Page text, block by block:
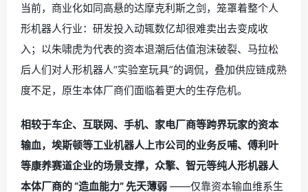
当前，商业化如同高悬的达摩克利斯之剑，笼罩着整个人
形机器人行业：研发投入动辄数亿却很难卖出去变成收
入；以朱啸虎为代表的资本退潮后估值泡沫破裂、马拉松
后人们对人形机器人“实验室玩具”的调侃，叠加供应链成熟
度不足，原生本体厂商们面临着更大的生存危机。
相较于车企、互联网、手机、家电厂商等跨界玩家的资本
输血，埃斯顿等工业机器人上市公司的业务反哺、傅利叶
等康养赛道企业的场景支撑，众擎、智元等纯人形机器人
本体厂商的 “造血能力” 先天薄弱 ——仅靠资本输血维系生